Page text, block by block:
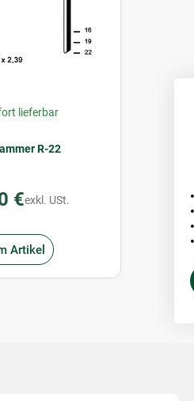
lieferbar
R-22
€exkl. USt.
Artikel
•
•
•